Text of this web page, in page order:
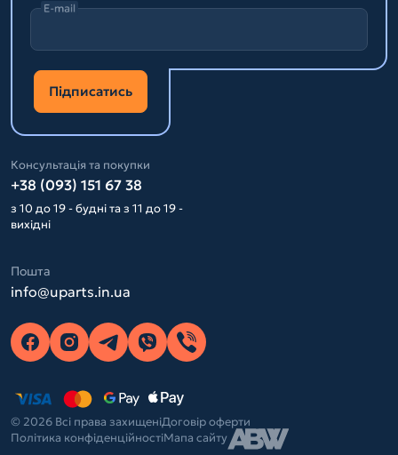
E-mail
Підписатись
Консультація та покупки
+38 (093) 151 67 38
з 10 до 19 - будні та з 11 до 19 -
вихідні
Пошта
info@uparts.in.ua
© 2026 Всі права захищеніДоговір оферти
Політика конфіденційностіМапа сайту